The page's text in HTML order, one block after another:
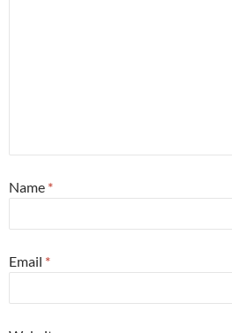
Name *
Email *